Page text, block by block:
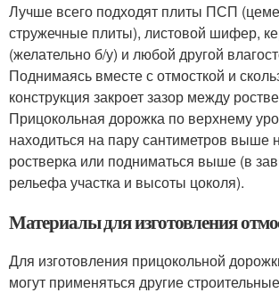
Лучше всего подходят плиты ПСП
стружечные плиты), листовой шифер,
(желательно б/у) и любой другой
Поднимаясь вместе с отмосткой и
конструкция закроет зазор между
Прицокольная дорожка по верхнему
находиться на пару сантиметров выше
ростверка или подниматься выше (в
рельефа участка и высоты цоколя).
Материалы для изготовления
Для изготовления прицокольной
могут применяться другие